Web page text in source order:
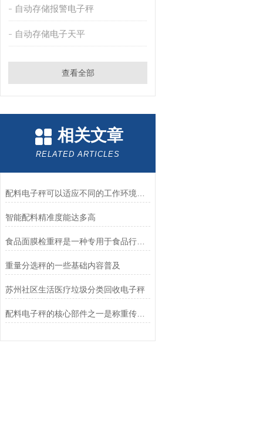
自动存储报警电子秤
自动存储电子天平
查看全部
相关文章
RELATED ARTICLES
智能配料精准度能达多高
食品面膜检重秤是一种专用于食品行业的高精度衡量仪器
重量分选秤的一些基础内容普及
苏州社区生活医疗垃圾分类回收电子秤
配料电子秤的核心部件之一是称重传感器